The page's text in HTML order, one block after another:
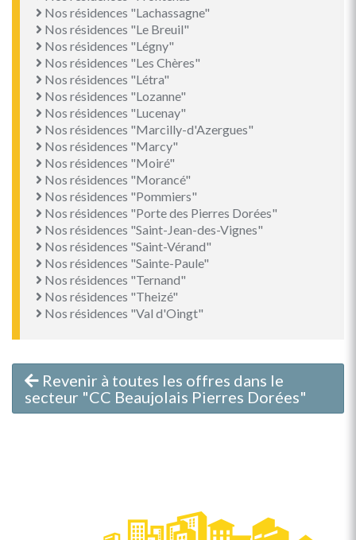
Nos résidences "Lachassagne"
Nos résidences "Le Breuil"
Nos résidences "Légny"
Nos résidences "Les Chères"
Nos résidences "Létra"
Nos résidences "Lozanne"
Nos résidences "Lucenay"
Nos résidences "Marcilly-d'Azergues"
Nos résidences "Marcy"
Nos résidences "Moiré"
Nos résidences "Morancé"
Nos résidences "Pommiers"
Nos résidences "Porte des Pierres Dorées"
Nos résidences "Saint-Jean-des-Vignes"
Nos résidences "Saint-Vérand"
Nos résidences "Sainte-Paule"
Nos résidences "Ternand"
Nos résidences "Theizé"
Nos résidences "Val d'Oingt"
Revenir à toutes les offres dans le
secteur "CC Beaujolais Pierres Dorées"